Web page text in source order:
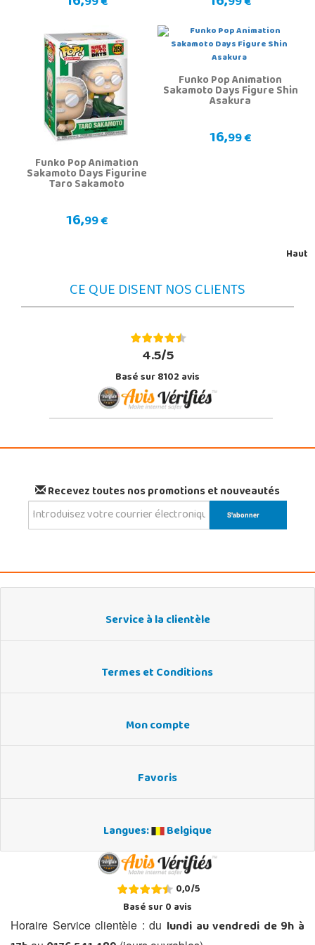
Funko Pop Animation
Sakamoto Days Figurine
Taro Sakamoto
16,99 €
Funko Pop Animation
Sakamoto Days Figure Shin
Asakura
16,99 €
Haut
CE QUE DISENT NOS CLIENTS
4.5/5
Basé sur 8102 avis
Recevez toutes nos promotions et nouveautés
Service à la clientèle
Termes et Conditions
Mon compte
Favoris
Langues: Belgique
0,0/5
Basé sur0avis
Horaire Service clientèle : du lundi au vendredi de 9h à